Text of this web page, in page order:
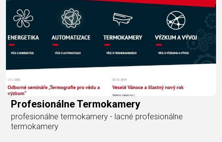
Profesionálne Termokamery
profesionálne termokamery - lacné profesionálne
termokamery